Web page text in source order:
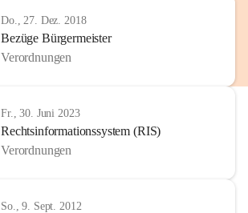
Do., 27. Dez. 2018
Bezüge Bürgermeister
Verordnungen
Fr., 30. Juni 2023
Rechtsinformationssystem (RIS)
Verordnungen
So., 9. Sept. 2012